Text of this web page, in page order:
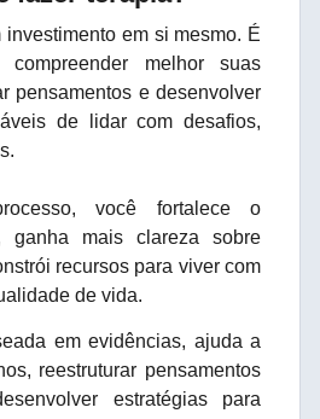
investimento em si mesmo. É
melhor suas
pensamentos e desenvolver
de lidar com desafios,
você fortalece o
ganha mais clareza sobre
recursos para viver com
de vida.
em evidências, ajuda a
reestruturar pensamentos
estratégias para